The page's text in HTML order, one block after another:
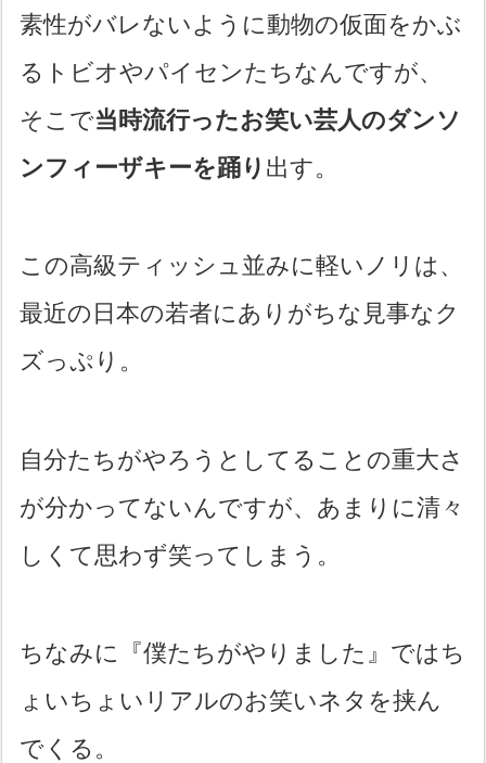
素性がバレないように動物の仮面をかぶ
るトビオやパイセンたちなんですが、
そこで当時流行ったお笑い芸人のダンソ
ンフィーザキーを踊り 出す。
この高級ティッシュ並みに軽いノリは、
最近の日本の若者にありがちな見事なク
ズっぷり。
自分たちがやろうとしてることの重大さ
が分かってないんですが、あまりに清々
しくて思わず笑ってしまう。
ちなみに『僕たちがやりました』ではち
ょいちょいリアルのお笑いネタを挟ん
でくる。